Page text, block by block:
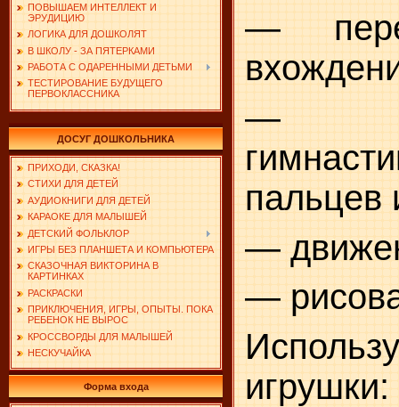
ПОВЫШАЕМ ИНТЕЛЛЕКТ И
ЭРУДИЦИЮ
ЛОГИКА ДЛЯ ДОШКОЛЯТ
В ШКОЛУ - ЗА ПЯТЕРКАМИ
РАБОТА С ОДАРЕННЫМИ ДЕТЬМИ
ТЕСТИРОВАНИЕ БУДУЩЕГО
ПЕРВОКЛАССНИКА
ДОСУГ ДОШКОЛЬНИКА
ПРИХОДИ, СКАЗКА!
СТИХИ ДЛЯ ДЕТЕЙ
АУДИОКНИГИ ДЛЯ ДЕТЕЙ
КАРАОКЕ ДЛЯ МАЛЫШЕЙ
ДЕТСКИЙ ФОЛЬКЛОР
ИГРЫ БЕЗ ПЛАНШЕТА И КОМПЬЮТЕРА
СКАЗОЧНАЯ ВИКТОРИНА В
КАРТИНКАХ
РАСКРАСКИ
ПРИКЛЮЧЕНИЯ, ИГРЫ, ОПЫТЫ. ПОКА
РЕБЕНОК НЕ ВЫРОС
КРОССВОРДЫ ДЛЯ МАЛЫШЕЙ
НЕСКУЧАЙКА
Форма входа
—
—
пальцев
—
—
игрушки: